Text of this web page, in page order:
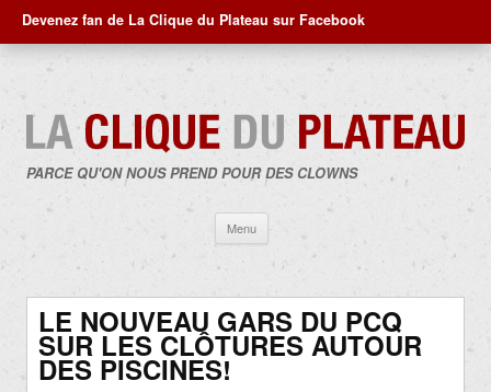
Devenez fan de La Clique du Plateau sur Facebook
PARCE QU'ON NOUS PREND POUR DES CLOWNS
Menu
contenu
LE NOUVEAU GARS DU PCQ
SUR LES CLÔTURES AUTOUR
DES PISCINES!